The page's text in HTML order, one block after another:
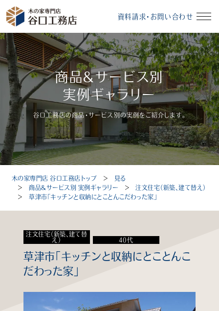
資料請求・お問い合わせ
イベント情報 資料請求・お問い合わせ
モデルハウス 無料相談会
受付時間：10～18時（定休日：毎週水曜、毎月第3火曜）
トップ
選ばれる理由
知る
見る
学ぶ
商品＆サービス別
実例ギャラリー
谷口工務店の商品・サービス別の実例をご紹介します。
木の家専門店 谷口工務店トップ ＞
見る
＞商品＆サービス別 実例ギャラリー ＞注文住宅（新築、建て替え）
＞草津市「キッチンと収納にとことんこだわった家」
注文住宅（新築、建て替
え）
40代
草津市「キッチンと収納にとことんこ
だわった家」